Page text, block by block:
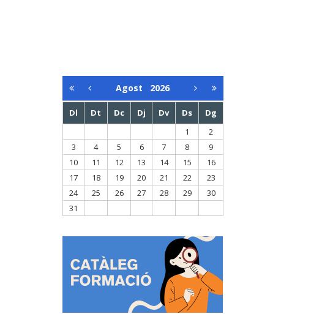
Agost 2026
Dl Dt Dc Dj Dv Ds
Dg
1
2
3
4 5 6 7 8
9
10
11 12 13 14 15
16
17
18 19 20 21 22
23
24
25 26 27 28 29
30
31